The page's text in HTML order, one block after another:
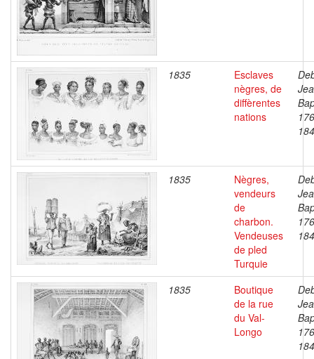
1835
Esclaves
nègres, de
diffèrentes
nations
1835
Nègres,
vendeurs
de
charbon.
Vendeuses
de pled
Turquie
1835
Boutique
de la rue
du Val-
Longo